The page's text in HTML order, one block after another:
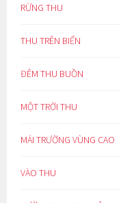
RỪNG THU
THU TRÊN BIỂN
ĐÊM THU BUỒN
MỘT TRỜI THU
MÁI TRƯỜNG VÙNG CAO
VÀO THU